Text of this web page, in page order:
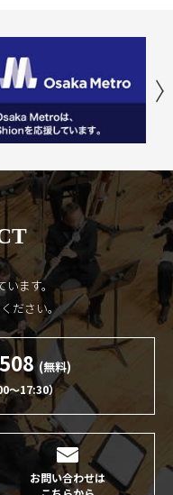
ます。
ださい。
(無料)
〜17:30）
お問い合わせは